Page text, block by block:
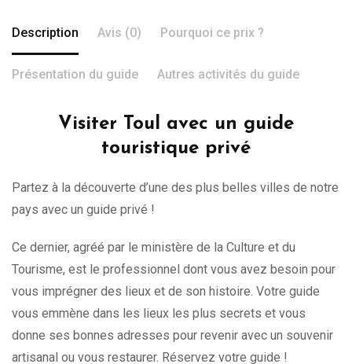
Description Avis (0) Pourquoi ce prix ?
Présentation du guide Autres activités du guide
Visiter Toul avec un guide
touristique privé
Partez à la découverte d’une des plus belles villes de notre
pays avec un guide privé !
Ce dernier, agréé par le ministère de la Culture et du
Tourisme, est le professionnel dont vous avez besoin pour
vous imprégner des lieux et de son histoire. Votre guide
vous emmène dans les lieux les plus secrets et vous
donne ses bonnes adresses pour revenir avec un souvenir
artisanal ou vous restaurer. Réservez votre guide !